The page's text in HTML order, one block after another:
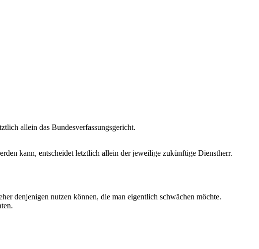
allein das Bundesverfassungsgericht.
kann, entscheidet letztlich allein der jeweilige zukünftige Dienstherr.
denjenigen nutzen können, die man eigentlich schwächen möchte.